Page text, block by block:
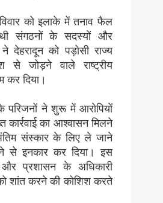
को इलाके में तनाव फैल
संगठनों के सदस्यों और
ने देहरादून को पड़ोसी राज्य
से जोड़ने वाले राष्ट्रीय
कर दिया।
परिजनों ने शुरू में आरोपियों
का आश्वासन मिलने
संस्कार के लिए ले जाने
से इनकार कर दिया। इस
और प्रशासन के अधिकारी
शांत करने की कोशिश करते